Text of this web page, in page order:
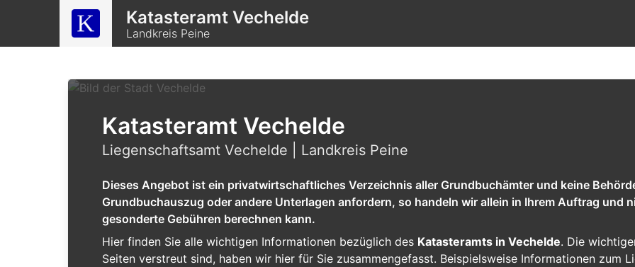
Katasteramt Vechelde
Landkreis Peine
Katasteramt Vechelde
Liegenschaftsamt Vechelde | Landkreis Peine
Dieses Angebot ist ein privatwirtschaftliches Verzeichnis aller Grundbuchämter und keine
Grundbuchauszug oder andere Unterlagen anfordern, so handeln wir allein in Ihrem Auftrag und
gesonderte Gebühren berechnen kann.
Hier finden Sie alle wichtigen Informationen bezüglich des Katasteramts in Vechelde. Die
Seiten verstreut sind, haben wir hier für Sie zusammengefasst. Beispielsweise Informationen zum